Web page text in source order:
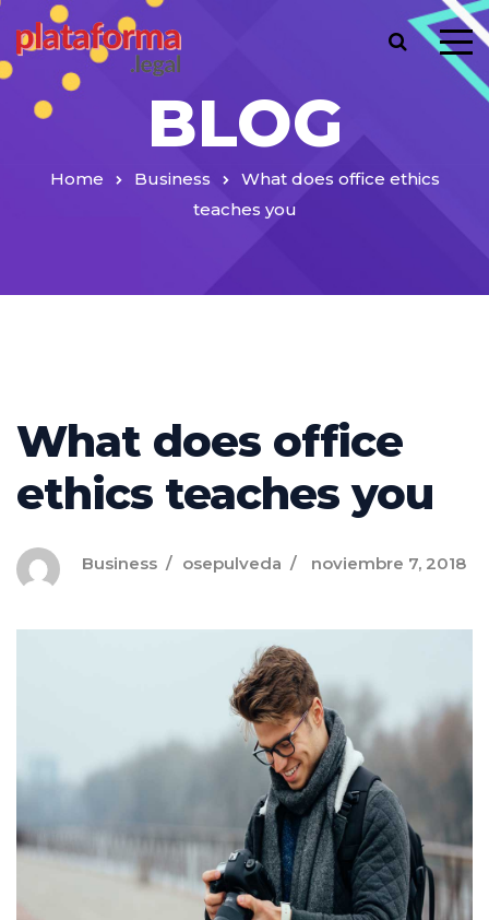
BLOG
Home Business
What does office ethics
teaches you
What does office
ethics teaches you
Business osepulveda noviembre 7, 2018